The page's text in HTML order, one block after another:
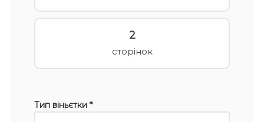
2
сторінок
Тип віньєтки *